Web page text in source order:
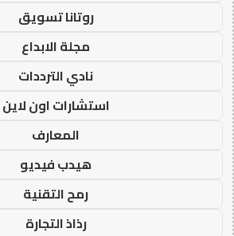
روتانا تسويق
مجلة الابداع
نادي الترددات
استشارات اون لاين
المعارف
هيدب فيديو
رمح التقنية
رذاذ التجارة